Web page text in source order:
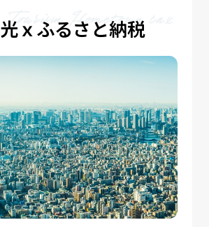
ｘふるさと納税